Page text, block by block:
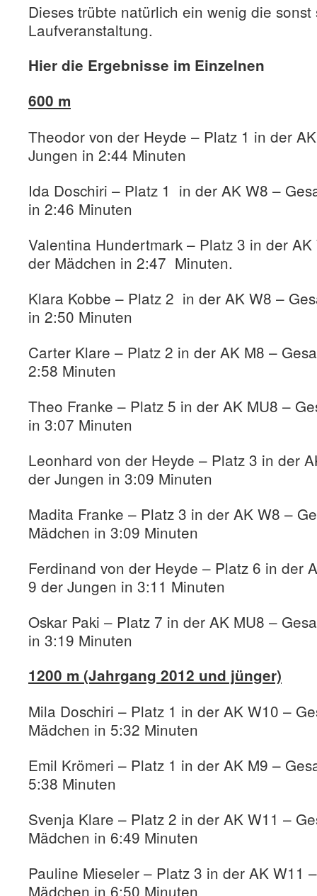
Dieses trübte natürlich ein wenig die sonst
Laufveranstaltung.
Hier die Ergebnisse im Einzelnen
600 m
Theodor von der Heyde – Platz 1 in der
Jungen in 2:44 Minuten
Ida Doschiri – Platz 1 in der AK W8 –
in 2:46 Minuten
Valentina Hundertmark – Platz 3 in der
der Mädchen in 2:47 Minuten.
Klara Kobbe – Platz 2 in der AK W8 –
in 2:50 Minuten
Carter Klare – Platz 2 in der AK M8 –
2:58 Minuten
Theo Franke – Platz 5 in der AK MU8 –
in 3:07 Minuten
Leonhard von der Heyde – Platz 3 in der
der Jungen in 3:09 Minuten
Madita Franke – Platz 3 in der AK W8 –
Mädchen in 3:09 Minuten
Ferdinand von der Heyde – Platz 6 in der
9 der Jungen in 3:11 Minuten
Oskar Paki – Platz 7 in der AK MU8 –
in 3:19 Minuten
1200 m (Jahrgang 2012 und jünger)
Mila Doschiri – Platz 1 in der AK W10 –
Mädchen in 5:32 Minuten
Emil Krömeri – Platz 1 in der AK M9 –
5:38 Minuten
Svenja Klare – Platz 2 in der AK W11 –
Mädchen in 6:49 Minuten
Pauline Mieseler – Platz 3 in der AK W11
Mädchen in 6:50 Minuten